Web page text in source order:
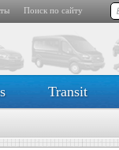
Поиск по сайту
Transit